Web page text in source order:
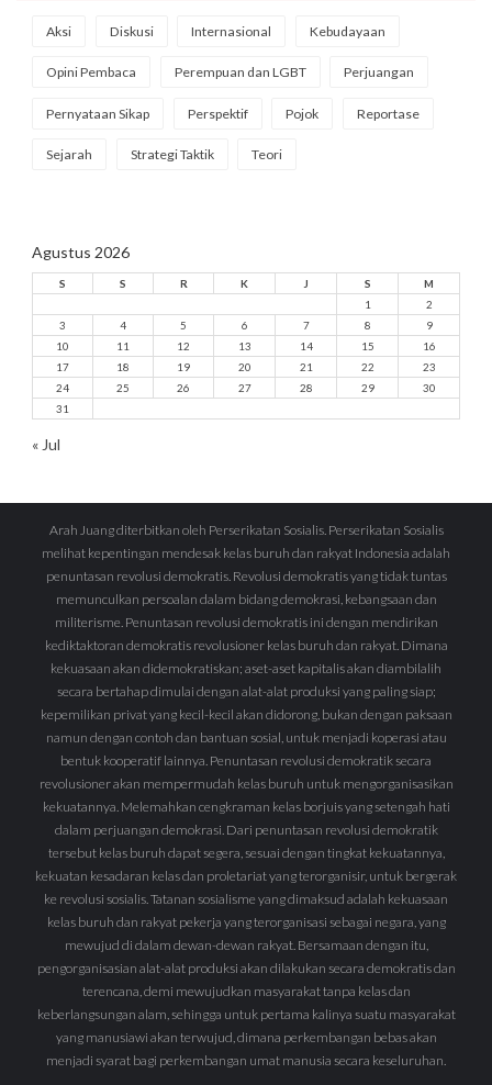
Aksi Diskusi Internasional Kebudayaan
Opini Pembaca Perempuan dan LGBT Perjuangan
Pernyataan Sikap Perspektif Pojok Reportase
Sejarah Strategi Taktik Teori
Agustus 2026
S S R K J S
M
1
2
3
4 5 6 7 8
9
10
11 12 13 14 15
16
17
18 19 20 21 22
23
24
25 26 27 28 29
30
31
« Jul
Arah Juang diterbitkan oleh Perserikatan Sosialis. Perserikatan Sosialis
melihat kepentingan mendesak kelas buruh dan rakyat Indonesia adalah
penuntasan revolusi demokratis. Revolusi demokratis yang tidak tuntas
memunculkan persoalan dalam bidang demokrasi, kebangsaan dan
militerisme. Penuntasan revolusi demokratis ini dengan mendirikan
kediktaktoran demokratis revolusioner kelas buruh dan rakyat. Dimana
kekuasaan akan didemokratiskan; aset-aset kapitalis akan diambilalih
secara bertahap dimulai dengan alat-alat produksi yang paling siap;
kepemilikan privat yang kecil-kecil akan didorong, bukan dengan paksaan
namun dengan contoh dan bantuan sosial, untuk menjadi koperasi atau
bentuk kooperatif lainnya. Penuntasan revolusi demokratik secara
revolusioner akan mempermudah kelas buruh untuk mengorganisasikan
kekuatannya. Melemahkan cengkraman kelas borjuis yang setengah hati
dalam perjuangan demokrasi. Dari penuntasan revolusi demokratik
tersebut kelas buruh dapat segera, sesuai dengan tingkat kekuatannya,
kekuatan kesadaran kelas dan proletariat yang terorganisir, untuk bergerak
ke revolusi sosialis. Tatanan sosialisme yang dimaksud adalah kekuasaan
kelas buruh dan rakyat pekerja yang terorganisasi sebagai negara, yang
mewujud di dalam dewan-dewan rakyat. Bersamaan dengan itu,
pengorganisasian alat-alat produksi akan dilakukan secara demokratis dan
terencana, demi mewujudkan masyarakat tanpa kelas dan
keberlangsungan alam, sehingga untuk pertama kalinya suatu masyarakat
yang manusiawi akan terwujud, dimana perkembangan bebas akan
menjadi syarat bagi perkembangan umat manusia secara keseluruhan.